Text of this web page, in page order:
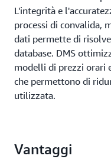
L'integrità e
processi di convalida,
dati permette di
database. DMS
modelli di prezzi orari
che permettono di
utilizzata.
Vantaggi